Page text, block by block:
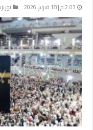
2:03 م | 18 فبراير، 2026